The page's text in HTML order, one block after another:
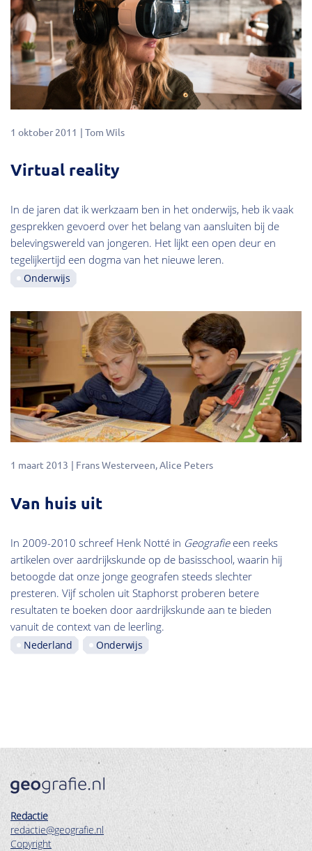
1 oktober 2011 Tom Wils
Virtual reality
In de jaren dat ik werkzaam ben in het onderwijs, heb ik vaak
gesprekken gevoerd over het belang van aansluiten bij de
belevingswereld van jongeren. Het lijkt een open deur en
tegelijkertijd een dogma van het nieuwe leren.
Onderwijs
1 maart 2013 Frans Westerveen Alice Peters
Van huis uit
In 2009-2010 schreef Henk Notté in Geografie een reeks
artikelen over aardrijkskunde op de basisschool, waarin hij
betoogde dat onze jonge geografen steeds slechter
presteren. Vijf scholen uit Staphorst proberen betere
resultaten te boeken door aardrijkskunde aan te bieden
vanuit de context van de leerling.
Nederland Onderwijs
Redactie
redactie@geografie.nl
Copyright